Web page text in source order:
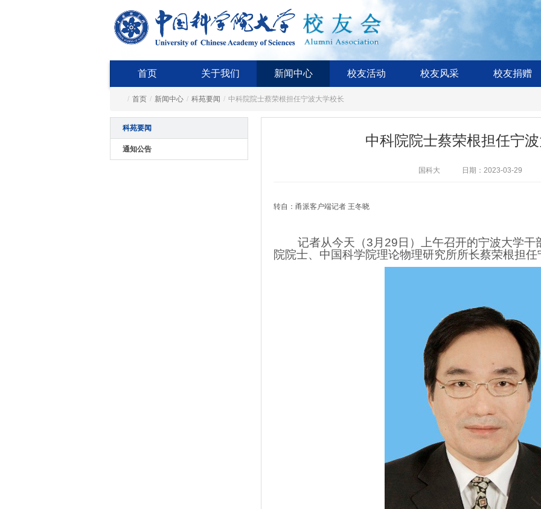
首页 关于我们 新闻中心 校友活动 校友风采 校友捐赠
/ 首页 / 新闻中心 / 科苑要闻 / 中科院院士蔡荣根担任宁波大学校长
科苑要闻
通知公告
中科院院士蔡荣根担任宁
国科大 日期：2023-03-29
转自：甬派客户端记者 王冬晓
记者从今天（3月29日）上午召开的宁波大学干
院院士、中国科学院理论物理研究所所长蔡荣根担